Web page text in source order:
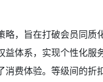
，旨在打破会员同
体系，实现个性化服
费体验。等级间的